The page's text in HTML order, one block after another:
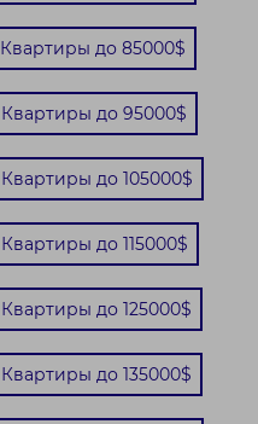
Квартиры до 85000$
Квартиры до 95000$
Квартиры до 105000$
Квартиры до 115000$
Квартиры до 125000$
Квартиры до 135000$